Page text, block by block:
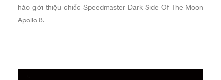
hào giới thiệu chiếc Speedmaster Dark Side Of The Moon
Apollo 8.